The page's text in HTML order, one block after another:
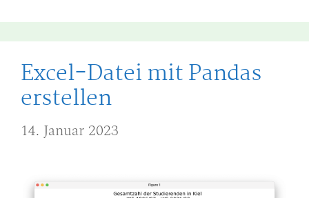
Excel-Datei mit Pandas
erstellen
14. Januar 2023